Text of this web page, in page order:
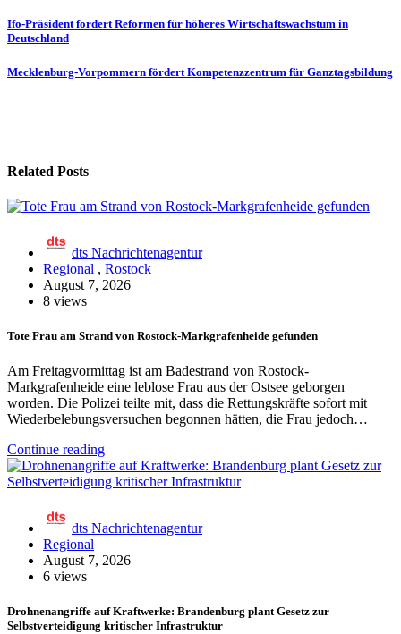
Beitragsnavigation
Ifo-Präsident fordert Reformen für höheres Wirtschaftswachstum in
Deutschland
Mecklenburg-Vorpommern fördert Kompetenzzentrum für Ganztagsbildung
Related Posts
dts Nachrichtenagentur
Regional , Rostock
August 7, 2026
8 views
Tote Frau am Strand von Rostock-Markgrafenheide gefunden
Am Freitagvormittag ist am Badestrand von Rostock-
Markgrafenheide eine leblose Frau aus der Ostsee geborgen
worden. Die Polizei teilte mit, dass die Rettungskräfte sofort mit
Wiederbelebungsversuchen begonnen hätten, die Frau jedoch…
Continue reading
dts Nachrichtenagentur
Regional
August 7, 2026
6 views
Drohnenangriffe auf Kraftwerke: Brandenburg plant Gesetz zur
Selbstverteidigung kritischer Infrastruktur